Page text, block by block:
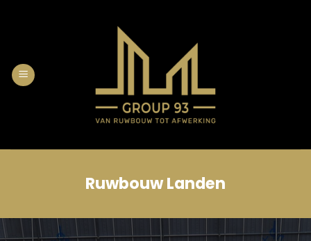
Ruwbouw Landen